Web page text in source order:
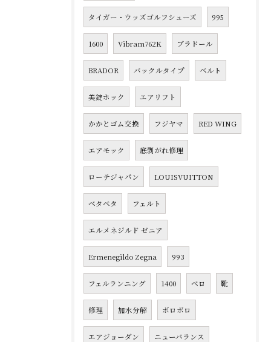
タイガー・ウッズゴルフシューズ 995
1600 Vibram762K ブラドール
BRADOR バックルタイプ ベルト
美錠ホック エアリフト
かかとゴム交換 フジヤマ RED WING
エアモック 底剥がれ修理
ローテジャパン LOUISVUITTON
ベタベタ フェルト
エルメネジルド ゼニア
Ermenegildo Zegna 993
フェルランニング 1400 ベロ 靴
修理 加水分解 ボロボロ
エアジョーダン ニューバランス